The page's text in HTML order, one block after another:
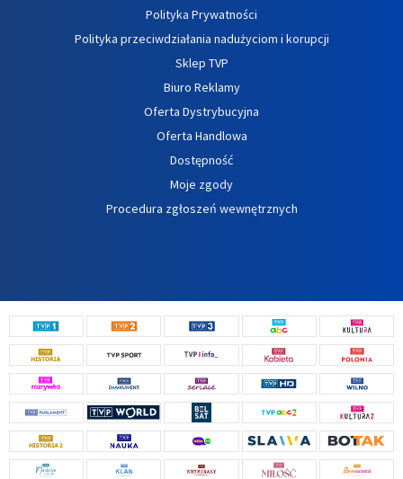
Polityka Prywatności
Polityka przeciwdziałania nadużyciom i korupcji
Sklep TVP
Biuro Reklamy
Oferta Dystrybucyjna
Oferta Handlowa
Dostępność
Moje zgody
Procedura zgłoszeń wewnętrznych